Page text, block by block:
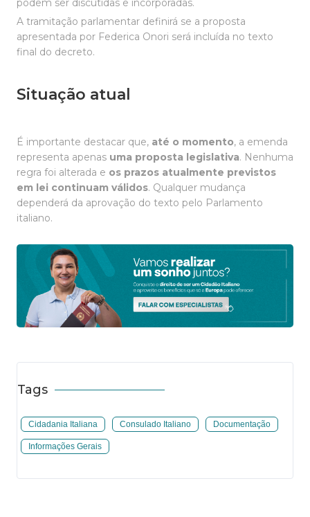
podem ser discutidas e incorporadas.
A tramitação parlamentar definirá se a proposta
apresentada por Federica Onori será incluída no texto
final do decreto.
Situação atual
É importante destacar que, até o momento, a emenda
representa apenas uma proposta legislativa. Nenhuma
regra foi alterada e os prazos atualmente previstos
em lei continuam válidos. Qualquer mudança
dependerá da aprovação do texto pelo Parlamento
italiano.
Tags
Cidadania Italiana Consulado Italiano Documentação
Informações Gerais